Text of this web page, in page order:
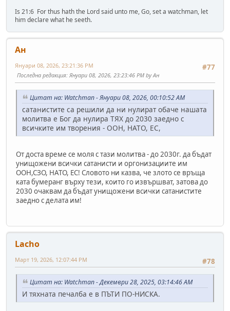
Is 21:6 For thus hath the Lord said unto me, Go, set a watchman, let
him declare what he seeth.
Ан
#77
Януари 08, 2026, 23:21:36 PM
Последна редакция: Януари 08, 2026, 23:23:46 PM by Ан
Цитат на: Watchman - Януари 08, 2026, 00:10:52 AM
сатанистите са решили да ни нулират обаче нашата
молитва е Бог да нулира ТЯХ до 2030 заедно с
всичките им творения - ООН, НАТО, ЕС,
От доста време се моля с тази молитва - до 2030г. да бъдат
унищожени всички сатанисти и оргонизациите им
ООН,СЗО, НАТО, ЕС! Словото ни казва, че злото се връща
ката бумеранг върху тези, които го извършват, затова до
2030 очаквам да бъдат унищожени всички сатанистите
заедно с делата им!
Lacho
#78
Март 19, 2026, 12:07:44 PM
Цитат на: Watchman - Декември 28, 2025, 03:14:46 AM
И тяхната печалба е в ПЪТИ ПО-НИСКА.